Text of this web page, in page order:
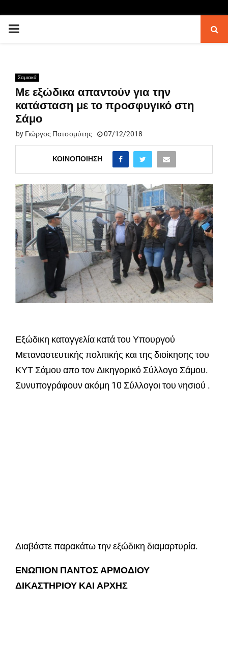
PRIMARY
Σαμιακά
Με εξώδικα απαντούν για την
κατάσταση με το προσφυγικό στη
Σάμο
by Γιώργος Πατσομύτης 07/12/2018
ΚΟΙΝΟΠΟΊΗΣΗ
Εξώδικη καταγγελία κατά του Υπουργού
Μεταναστευτικής πολιτικής και της διοίκησης του
ΚΥΤ Σάμου απο τον Δικηγορικό Σύλλογο Σάμου.
Συνυπογράφουν ακόμη 10 Σύλλογοι του νησιού .
Διαβάστε παρακάτω την εξώδικη διαμαρτυρία.
ΕΝΩΠΙΟΝ ΠΑΝΤΟΣ ΑΡΜΟΔΙΟΥ
ΔΙΚΑΣΤΗΡΙΟΥ ΚΑΙ ΑΡΧΗΣ